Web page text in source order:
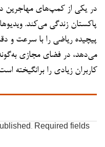
در یکی از کمپ‌های مهاجرین
پاکستان زندگی می‌کند.
پیچیده ریاضی را با سرعت و
می‌دهد، در فضای مجازی
کاربران زیادی را برانگیخته
Required fields